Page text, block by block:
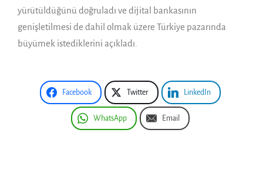
yürütüldüğünü doğruladı ve dijital bankasının
genişletilmesi de dahil olmak üzere Türkiye pazarında
büyümek istediklerini açıkladı.
Facebook Twitter LinkedIn
WhatsApp Email